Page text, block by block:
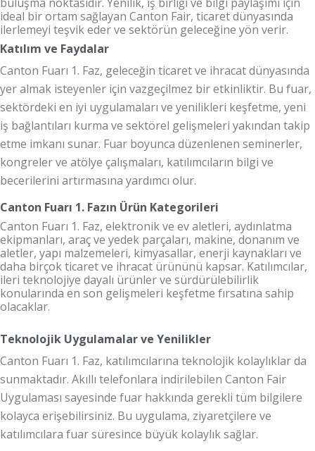
ideal bir ortam sağlayan Canton Fair, ticaret dünyasında
ilerlemeyi teşvik eder ve sektörün geleceğine yön verir.
Katılım ve Faydalar
Canton Fuarı 1. Faz, geleceğin ticaret ve ihracat dünyasında
yer almak isteyenler için vazgeçilmez bir etkinliktir. Bu fuar,
sektördeki en iyi uygulamaları ve yenilikleri keşfetme, yeni
iş bağlantıları kurma ve sektörel gelişmeleri yakından takip
etme imkanı sunar. Fuar boyunca düzenlenen seminerler,
kongreler ve atölye çalışmaları, katılımcıların bilgi ve
becerilerini artırmasına yardımcı olur.
Canton Fuarı 1. Fazın Ürün Kategorileri
Canton Fuarı 1. Faz, elektronik ve ev aletleri, aydınlatma
ekipmanları, araç ve yedek parçaları, makine, donanım ve
aletler, yapı malzemeleri, kimyasallar, enerji kaynakları ve
daha birçok ticaret ve ihracat ürününü kapsar. Katılımcılar,
ileri teknolojiye dayalı ürünler ve sürdürülebilirlik
konularında en son gelişmeleri keşfetme fırsatına sahip
olacaklar.
Teknolojik Uygulamalar ve Yenilikler
Canton Fuarı 1. Faz, katılımcılarına teknolojik kolaylıklar da
sunmaktadır. Akıllı telefonlara indirilebilen Canton Fair
Uygulaması sayesinde fuar hakkında gerekli tüm bilgilere
kolayca erişebilirsiniz. Bu uygulama, ziyaretçilere ve
katılımcılara fuar süresince büyük kolaylık sağlar.